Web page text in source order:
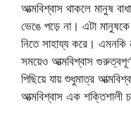
আত্মবিশ্বাস থাকলে মানুষ
ভেঙে পড়ে না। এটা মানুষকে
নিতে সাহায্য করে। এমনকি
সময়েও আত্মবিশ্বাস
পিছিয়ে যায় শুধুমাত্র
আত্মবিশ্বাস এক শক্তিশালী